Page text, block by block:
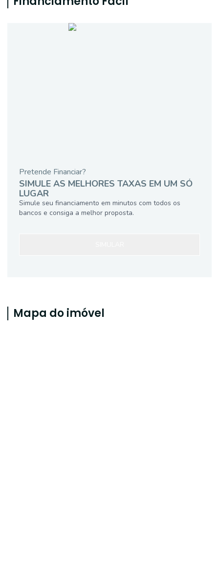
Pretende Financiar?
SIMULE AS MELHORES TAXAS EM UM SÓ
LUGAR
Simule seu financiamento em minutos com todos os
bancos e consiga a melhor proposta.
Mapa do imóvel